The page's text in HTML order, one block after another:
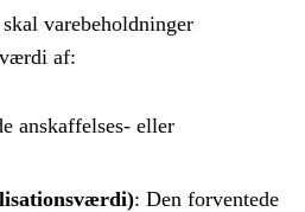
varebeholdninger
af:
anskaffelses- eller
: Den forventede